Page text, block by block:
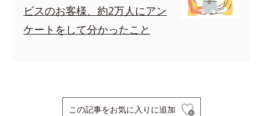
ビスのお客様、約2万人にアン
ケートをして分かったこと
この記事をお気に入りに追加